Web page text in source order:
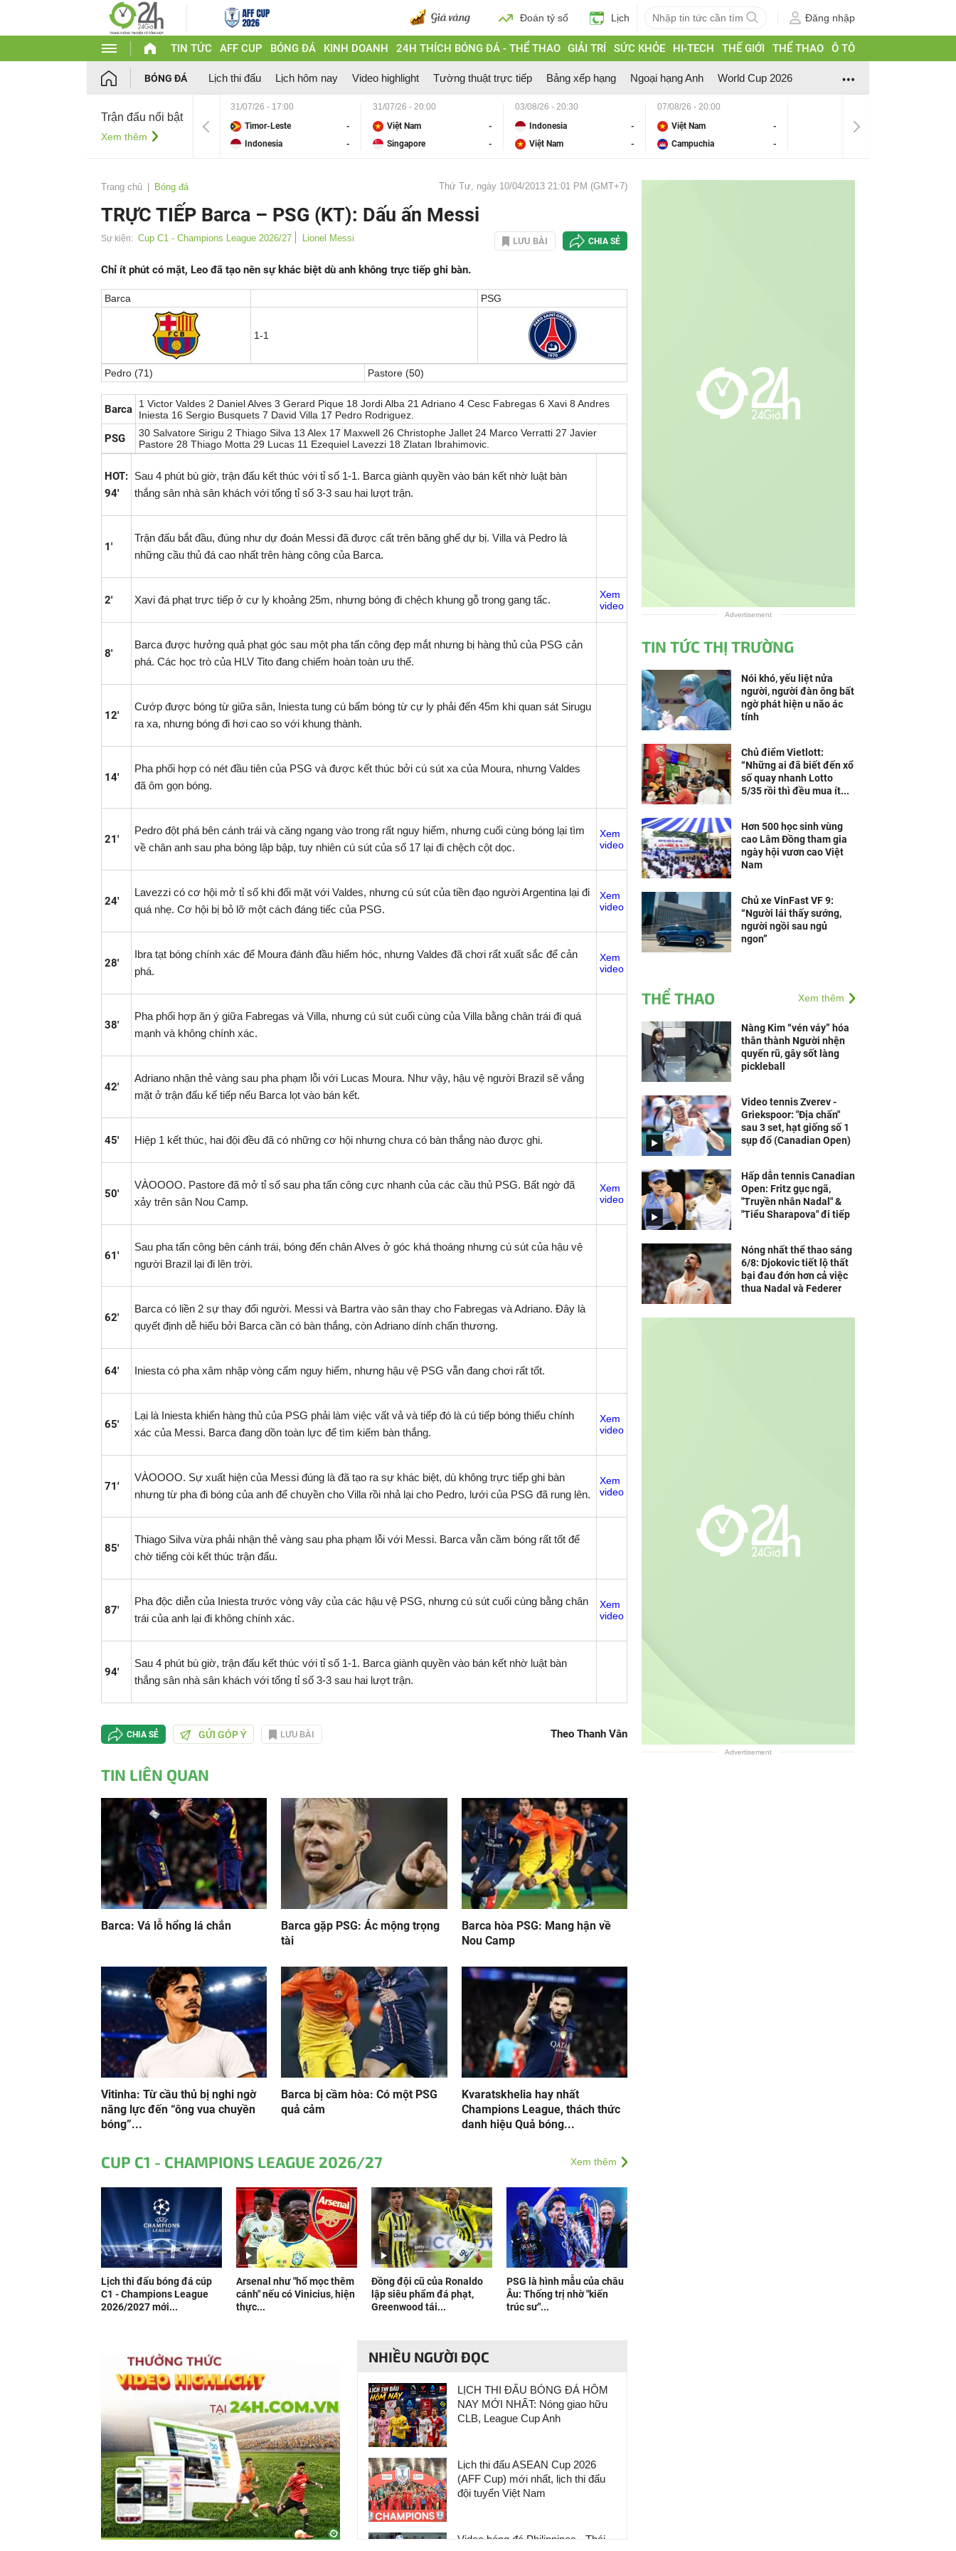
Đoán tỷ số Lịch Đăng nhập
TIN TỨC AFF CUP BÓNG ĐÁ KINH DOANH 24H THÍCH BÓNG ĐÁ - THỂ THAO GIẢI TRÍ SỨC KHỎE HI-TECH THẾ GIỚI THỂ THAO Ô TÔ
BÓNG ĐÁ Lịch thi đấu Lịch hôm nay Video highlight Tường thuật trực tiếp Bảng xếp hạng Ngoại hạng Anh World Cup 2026
Trận đấu nổi bật
Xem thêm
31/07/26 - 17:00
Timor-Leste
-
Indonesia
-
31/07/26 - 20:00
Việt Nam
-
Singapore
-
03/08/26 - 20:30
Indonesia
-
Việt Nam
-
07/08/26 - 20:00
Việt Nam
-
Campuchia
-
Trang chủ Bóng đá Thứ Tư, ngày 10/04/2013 21:01 PM (GMT+7)
TRỰC TIẾP Barca – PSG (KT): Dấu ấn Messi
Sự kiện: Cup C1 - Champions League 2026/27 Lionel Messi LƯU BÀI CHIA SẺ
Chỉ ít phút có mặt, Leo đã tạo nên sự khác biệt dù anh không trực tiếp ghi bàn.
Barca PSG
1-1
Pedro (71) Pastore (50)
Barca
1 Victor Valdes 2 Daniel Alves 3 Gerard Pique 18 Jordi Alba 21 Adriano 4 Cesc Fabregas 6 Xavi 8 Andres
Iniesta 16 Sergio Busquets 7 David Villa 17 Pedro Rodriguez.
PSG
30 Salvatore Sirigu 2 Thiago Silva 13 Alex 17 Maxwell 26 Christophe Jallet 24 Marco Verratti 27 Javier
Pastore 28 Thiago Motta 29 Lucas 11 Ezequiel Lavezzi 18 Zlatan Ibrahimovic.
HOT:
94'
Sau 4 phút bù giờ, trận đấu kết thúc với tỉ số 1-1. Barca giành quyền vào bán kết nhờ luật bàn
thắng sân nhà sân khách với tổng tỉ số 3-3 sau hai lượt trận.
1'
Trận đấu bắt đầu, đúng như dự đoán Messi đã được cất trên băng ghế dự bị. Villa và Pedro là
những cầu thủ đá cao nhất trên hàng công của Barca.
2' Xavi đá phạt trực tiếp ở cự ly khoảng 25m, nhưng bóng đi chệch khung gỗ trong gang tấc.
Xem
video
8'
Barca được hưởng quả phạt góc sau một pha tấn công đẹp mắt nhưng bị hàng thủ của PSG cản
phá. Các học trò của HLV Tito đang chiếm hoàn toàn ưu thế.
12'
Cướp được bóng từ giữa sân, Iniesta tung cú bấm bóng từ cự ly phải đến 45m khi quan sát Sirugu
ra xa, nhưng bóng đi hơi cao so với khung thành.
14'
Pha phối hợp có nét đầu tiên của PSG và được kết thúc bởi cú sút xa của Moura, nhưng Valdes
đã ôm gọn bóng.
21'
Pedro đột phá bên cánh trái và căng ngang vào trong rất nguy hiểm, nhưng cuối cùng bóng lại tìm
về chân anh sau pha bóng lập bập, tuy nhiên cú sút của số 17 lại đi chệch cột dọc.
Xem
video
24'
Lavezzi có cơ hội mở tỉ số khi đối mặt với Valdes, nhưng cú sút của tiền đạo người Argentina lại đi
quá nhẹ. Cơ hội bị bỏ lỡ một cách đáng tiếc của PSG.
Xem
video
28'
Ibra tạt bóng chính xác để Moura đánh đầu hiểm hóc, nhưng Valdes đã chơi rất xuất sắc để cản
phá.
Xem
video
38'
Pha phối hợp ăn ý giữa Fabregas và Villa, nhưng cú sút cuối cùng của Villa bằng chân trái đi quá
mạnh và không chính xác.
42'
Adriano nhận thẻ vàng sau pha phạm lỗi với Lucas Moura. Như vậy, hậu vệ người Brazil sẽ vắng
mặt ở trận đấu kế tiếp nếu Barca lọt vào bán kết.
45' Hiệp 1 kết thúc, hai đội đều đã có những cơ hội nhưng chưa có bàn thắng nào được ghi.
50'
VÀOOOO. Pastore đã mở tỉ số sau pha tấn công cực nhanh của các cầu thủ PSG. Bất ngờ đã
xảy trên sân Nou Camp.
Xem
video
61'
Sau pha tấn công bên cánh trái, bóng đến chân Alves ở góc khá thoáng nhưng cú sút của hậu vệ
người Brazil lại đi lên trời.
62'
Barca có liền 2 sự thay đổi người. Messi và Bartra vào sân thay cho Fabregas và Adriano. Đây là
quyết định dễ hiểu bởi Barca cần có bàn thắng, còn Adriano dính chấn thương.
64' Iniesta có pha xâm nhập vòng cấm nguy hiểm, nhưng hậu vệ PSG vẫn đang chơi rất tốt.
65'
Lại là Iniesta khiến hàng thủ của PSG phải làm việc vất vả và tiếp đó là cú tiếp bóng thiếu chính
xác của Messi. Barca đang dồn toàn lực để tìm kiếm bàn thắng.
Xem
video
71'
VÀOOOO. Sự xuất hiện của Messi đúng là đã tạo ra sự khác biệt, dù không trực tiếp ghi bàn
nhưng từ pha đi bóng của anh để chuyền cho Villa rồi nhả lại cho Pedro, lưới của PSG đã rung lên.
Xem
video
85'
Thiago Silva vừa phải nhận thẻ vàng sau pha phạm lỗi với Messi. Barca vẫn cầm bóng rất tốt để
chờ tiếng còi kết thúc trận đấu.
87'
Pha độc diễn của Iniesta trước vòng vây của các hậu vệ PSG, nhưng cú sút cuối cùng bằng chân
trái của anh lại đi không chính xác.
Xem
video
94'
Sau 4 phút bù giờ, trận đấu kết thúc với tỉ số 1-1. Barca giành quyền vào bán kết nhờ luật bàn
thắng sân nhà sân khách với tổng tỉ số 3-3 sau hai lượt trận.
CHIA SẺ GỬI GÓP Ý LƯU BÀI Theo Thanh Vân
TIN LIÊN QUAN
Barca: Vá lỗ hổng lá chắn
Barca gặp PSG: Ác mộng trọng
tài
Barca hòa PSG: Mang hận về
Nou Camp
Vitinha: Từ cầu thủ bị nghi ngờ
năng lực đến “ông vua chuyền
bóng”...
Barca bị cầm hòa: Có một PSG
quả cảm
Kvaratskhelia hay nhất
Champions League, thách thức
danh hiệu Quả bóng...
CUP C1 - CHAMPIONS LEAGUE 2026/27 Xem thêm
Lịch thi đấu bóng đá cúp
C1 - Champions League
2026/2027 mới...
Arsenal như "hổ mọc thêm
cánh" nếu có Vinicius, hiện
thực...
Đồng đội cũ của Ronaldo
lập siêu phẩm đá phạt,
Greenwood tái...
PSG là hình mẫu của châu
Âu: Thống trị nhờ "kiến
trúc sư"...
NHIỀU NGƯỜI ĐỌC
LỊCH THI ĐẤU BÓNG ĐÁ HÔM
NAY MỚI NHẤT: Nóng giao hữu
CLB, League Cup Anh
Lịch thi đấu ASEAN Cup 2026
(AFF Cup) mới nhất, lịch thi đấu
đội tuyển Việt Nam
Video bóng đá Philippines - Thái
Advertisement
TIN TỨC THỊ TRƯỜNG
Nói khó, yếu liệt nửa
người, người đàn ông bất
ngờ phát hiện u não ác
tính
Chủ điểm Vietlott:
“Những ai đã biết đến xổ
số quay nhanh Lotto
5/35 rồi thì đều mua ít...
Hơn 500 học sinh vùng
cao Lâm Đồng tham gia
ngày hội vươn cao Việt
Nam
Chủ xe VinFast VF 9:
“Người lái thấy sướng,
người ngồi sau ngủ
ngon”
THỂ THAO Xem thêm
Nàng Kim “vén váy” hóa
thân thành Người nhện
quyến rũ, gây sốt làng
pickleball
Video tennis Zverev -
Griekspoor: "Địa chấn"
sau 3 set, hạt giống số 1
sụp đổ (Canadian Open)
Hấp dẫn tennis Canadian
Open: Fritz gục ngã,
"Truyền nhân Nadal" &
"Tiểu Sharapova" đi tiếp
Nóng nhất thể thao sáng
6/8: Djokovic tiết lộ thất
bại đau đớn hơn cả việc
thua Nadal và Federer
Advertisement